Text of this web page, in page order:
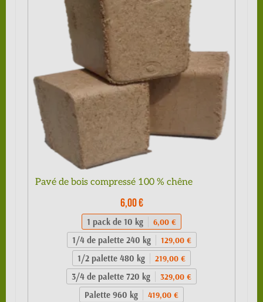
Pavé de bois compressé 100 % chêne
6,00 €
1 pack de 10 kg 6,00 €
1/4 de palette 240 kg 129,00 €
1/2 palette 480 kg 219,00 €
3/4 de palette 720 kg 329,00 €
Palette 960 kg 419,00 €